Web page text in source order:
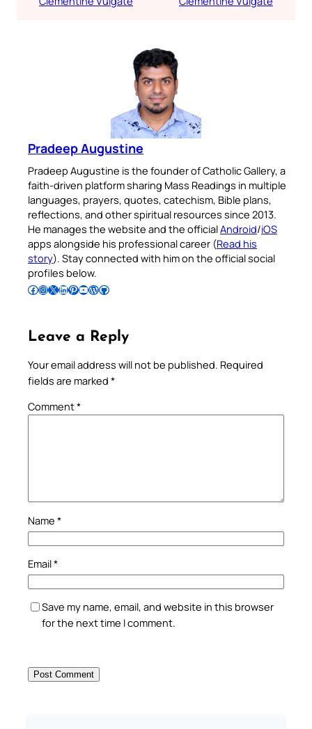
Pradeep Augustine
Pradeep Augustine is the founder of Catholic Gallery, a
faith-driven platform sharing Mass Readings in multiple
languages, prayers, quotes, catechism, Bible plans,
reflections, and other spiritual resources since 2013.
He manages the website and the officialAndroid/iOS
apps alongside his professional career (Read his
story). Stay connected with him on the official social
profiles below.
Follow Pradeep on Facebook Follow Pradeep on InstagramFollow Pradeep on X Follow Pradeep on LinkedIn Follow Pradeep on Pinterest Subscribe to Pradeep’s Youtube Channel Follow Pradeep on WordPress Follow Pradeep on GitHub
Leave a Reply
Your email address will not be published. Required
fields are marked *
Comment*
Name *
Email*
Save my name, email, and website in this browser
for the next time I comment.